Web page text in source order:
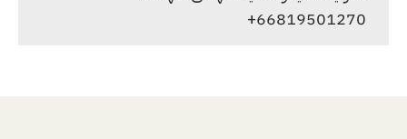
66819501270+